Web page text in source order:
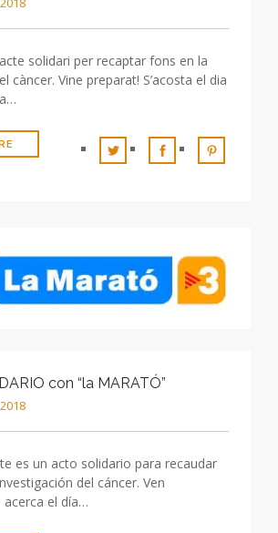
solidari per recaptar fons en la
càncer. Vine preparat! S’acosta el dia
con “la MARATÓ”
es un acto solidario para recaudar
del cáncer. Ven
acerca el día…